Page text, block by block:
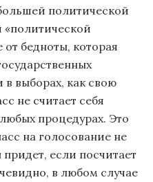
политической
бедноты, которая
в выборах, как свою
не считает себя
процедурах. Это
на голосование не
придет, если посчитает
в любом случае